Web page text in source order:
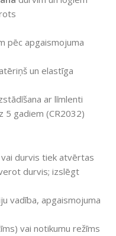
pēc apgaismojuma
un elastīga
ar līmlenti
5 gadiem (CR2032)
durvis tiek atvērtas
durvis; izslēgt
vadība, apgaismojuma
vai notikumu režīms